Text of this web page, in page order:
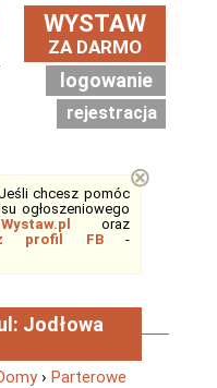
WYSTAW
ZA DARMO
logowanie
rejestracja
chcesz pomóc
ogłoszeniowego
oraz
profil FB-
⊗
Jodłowa
› Parterowe